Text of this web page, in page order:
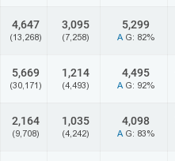
4,647
(13,268)
3,095
(7,258)
5,299
A G: 82%
5,669
(30,171)
1,214
(4,493)
4,495
A G: 92%
2,164
(9,708)
1,035
(4,242)
4,098
A G: 83%